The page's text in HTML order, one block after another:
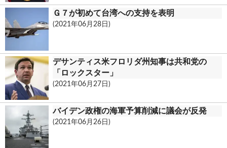
.
m
Ｇ７が初めて台湾への支持を表明
(2021年06月28日)
デサンティス米フロリダ州知事は共和党の
「ロックスター」
(2021年06月27日)
バイデン政権の海軍予算削減に議会が反発
(2021年06月26日)